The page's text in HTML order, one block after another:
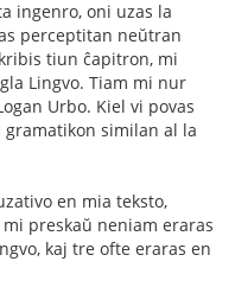
ingenro, oni uzas la
perceptitan neŭtran
tiun ĉapitron, mi
Lingvo. Tiam mi nur
Urbo. Kiel vi povas
similan al la
en mia teksto,
preskaŭ neniam eraras
kaj tre ofte eraras en